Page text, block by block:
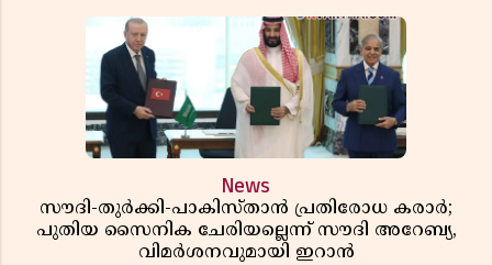
News
സൗദി-തുർക്കി-പാകിസ്താൻ പ്രതിരോധ കരാർ;
പുതിയ സൈനിക ചേരിയല്ലെന്ന് സൗദി അറേബ്യ,
വിമർശനവുമായി ഇറാൻ